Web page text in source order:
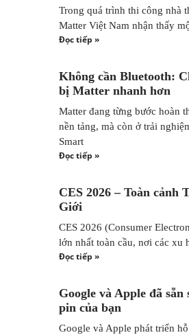
Trong quá trình thi công nhà
Matter Việt Nam nhận thấy
Đọc tiếp »
Không cần Bluetooth:
bị Matter nhanh hơn
Matter đang từng bước hoàn
nền tảng, mà còn ở trải
Smart
Đọc tiếp »
CES 2026 – Toàn cảnh
Giới
CES 2026 (Consumer
lớn nhất toàn cầu, nơi các xu
Đọc tiếp »
Google và Apple đã
pin của bạn
Google và Apple phát triển